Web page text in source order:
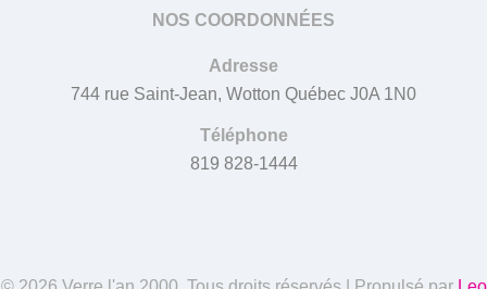
NOS COORDONNÉES
Adresse
744 rue Saint-Jean, Wotton Québec J0A 1N0
Téléphone
819 828-1444